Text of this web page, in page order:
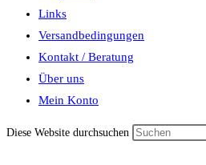
Links
Versandbedingungen
Kontakt / Beratung
Über uns
Mein Konto
Diese Website durchsuchen